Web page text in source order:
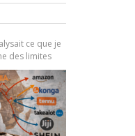
ce que je
des limites